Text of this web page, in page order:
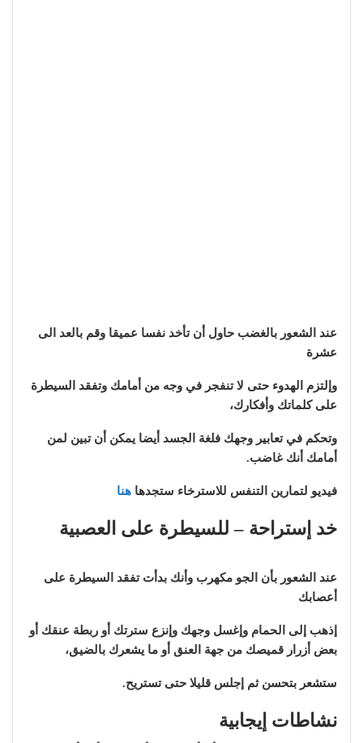
عند الشعور بالغضب حاول أن تأخد نفسا عميقا وقم بالعد الى
عشرة
وإلتزم الهدوء حتى لا تنفجر في وجه من أمامك وتفقد السيطرة
على كلماتك وأفكارك،
وتحكم في تعابير وجهك فلغة الجسد أيضا يمكن أن تبين لمن
أمامك أنك غاضب.
فيديو لتمارين التنفس للاسترخاء ستجدها هنا
خد إستراحة – للسيطرة على العصبية
عند الشعور بأن الجو مكهرب وأنك بدأت تفقد السيطرة على
أعصابك
إذهب إلى الحمام وإغسل وجهك وإنزع سترتك أو ربطة عنقك أو
بعض أزرار قميصك من جهة العنق أو ما يشعرك بالضيق،
ستشعر بتحسن ثم إجلس قليلا حتى تستريح.
نشاطات إيجابية